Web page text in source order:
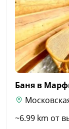
Баня в
~6.99 km от